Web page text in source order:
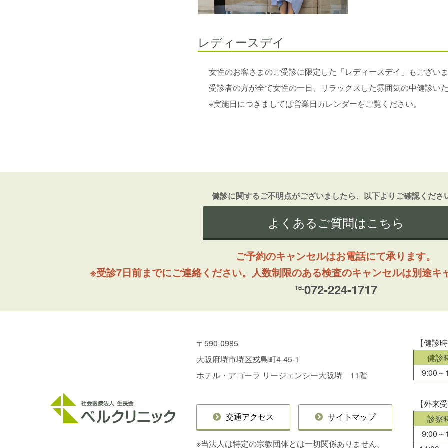
レディースデイ
女性のお客さまのご受診に限定した「レディースデイ」もございま
受診者の方が全て女性の一日、リラックスした雰囲気の中健診いた
※実施日につきましては営業日カレンダーをご覧ください。
健診に関するご不明点がございましたら、以下よりご確認くださ
よくあるご質問はこちら
ご予約のキャンセルはお電話にて承ります。
※受診7日前までにご連絡ください。人数制限のある検査のキャンセルは別途キ
℡072-224-1717
〒590-0985
大阪府堺市堺区戎島町4-45-1
ホテル・アゴーラ リージェンシー大阪堺 11階
交通アクセス サイトマップ
※当法人は特定の宗教団体とは一切関係ありません。
【健診
健診
9:00～
【外来
診察
9:00～